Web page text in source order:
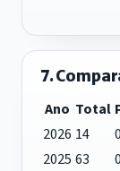
7.
Ano Total
2026 14 0
2025 63 0